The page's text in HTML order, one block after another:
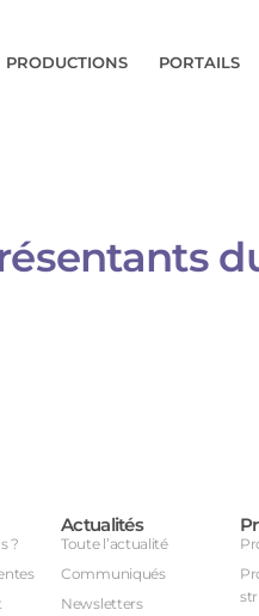
PRODUCTIONS PORTAILS
?
Actualités
Toute l’actualité
Communiqués
Newsletters